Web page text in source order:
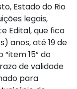
Estado do Rio
legais,
Edital, que fica
anos, até 19 de
15” do
de validade
para